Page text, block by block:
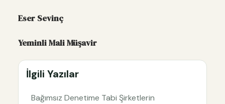
Eser Sevinç
Yeminli Mali Müşavir
İlgili Yazılar
Bağımsız Denetime Tabi Şirketlerin